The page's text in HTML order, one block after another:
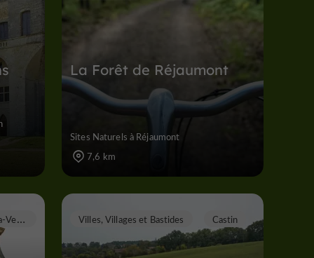
La Forêt de Réjaumont
Sites Naturels à Réjaumont
7,6 km
C
astéra-Verduzan Villes, Villages et Bastides Castin